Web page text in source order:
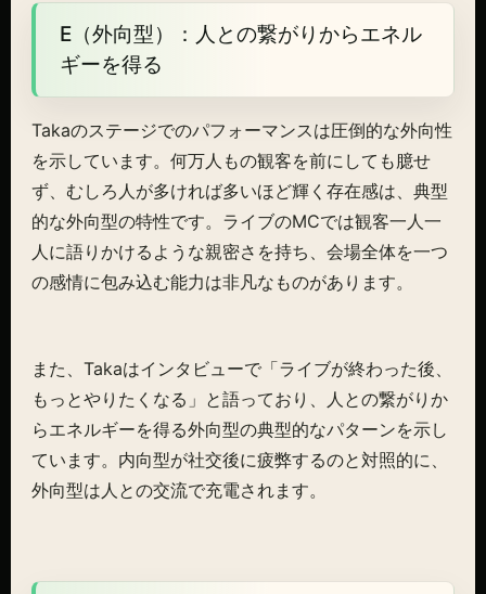
E（外向型）：人との繋がりからエネル
ギーを得る
Takaのステージでのパフォーマンスは圧倒的な外向性
を示しています。何万人もの観客を前にしても臆せ
ず、むしろ人が多ければ多いほど輝く存在感は、典型
的な外向型の特性です。ライブのMCでは観客一人一
人に語りかけるような親密さを持ち、会場全体を一つ
の感情に包み込む能力は非凡なものがあります。
また、Takaはインタビューで「ライブが終わった後、
もっとやりたくなる」と語っており、人との繋がりか
らエネルギーを得る外向型の典型的なパターンを示し
ています。内向型が社交後に疲弊するのと対照的に、
外向型は人との交流で充電されます。